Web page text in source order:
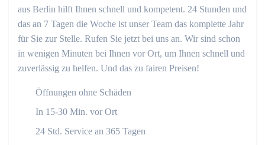
aus Berlin hilft Ihnen schnell und kompetent. 24 Stunden und
das an 7 Tagen die Woche ist unser Team das komplette Jahr
für Sie zur Stelle. Rufen Sie jetzt bei uns an. Wir sind schon
in wenigen Minuten bei Ihnen vor Ort, um Ihnen schnell und
zuverlässig zu helfen. Und das zu fairen Preisen!
Öffnungen ohne Schäden
In 15-30 Min. vor Ort
24 Std. Service an 365 Tagen